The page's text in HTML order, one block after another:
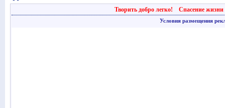
Творить добро легко! Спасение жизни
Условия размещения